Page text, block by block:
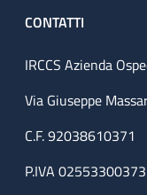
CONTATTI
IRCCS Azienda
Via Giuseppe
C.F. 92038610371
P.IVA 02553300373